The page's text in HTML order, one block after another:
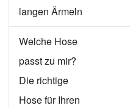
langen Ärmeln
Welche Hose
passt zu mir?
Die richtige
Hose für Ihren